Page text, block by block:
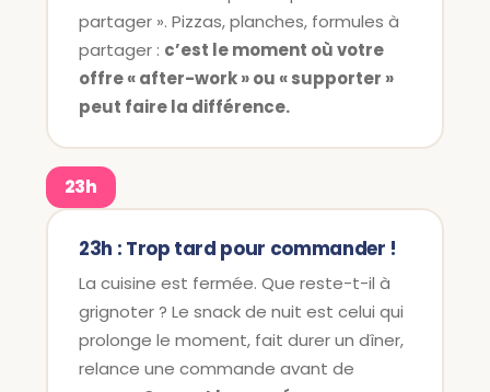
partager ». Pizzas, planches, formules à
partager : c’est le moment où votre
offre « after-work » ou « supporter »
peut faire la différence.
23h
23h : Trop tard pour commander !
La cuisine est fermée. Que reste-t-il à
grignoter ? Le snack de nuit est celui qui
prolonge le moment, fait durer un dîner,
relance une commande avant de